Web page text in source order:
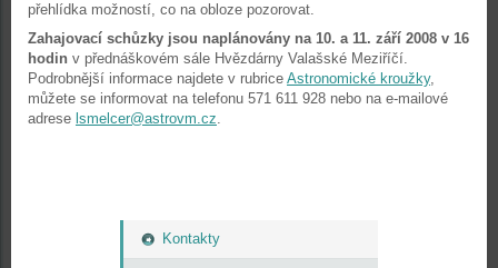
Kontakty
přehlídka možností, co na obloze pozorovat.
Zahajovací schůzky jsou naplánovány na 10. a 11. září 2008 v 16
hodin v přednáškovém sále Hvězdárny Valašské Meziříčí.
Podrobnější informace najdete v rubrice Astronomické kroužky,
můžete se informovat na telefonu 571 611 928 nebo na e-mailové
adrese lsmelcer@astrovm.cz.